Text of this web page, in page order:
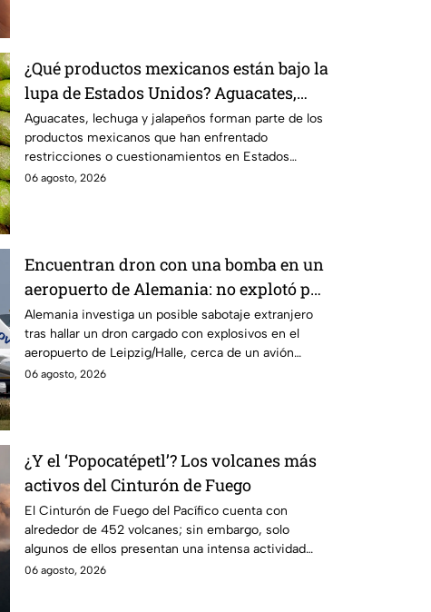
¿Qué productos mexicanos están bajo la
lupa de Estados Unidos? Aguacates,
lechuga y jalapeños encabezan la lista
Aguacates, lechuga y jalapeños forman parte de los
productos mexicanos que han enfrentado
restricciones o cuestionamientos en Estados
Unidos. Te decimos por qué.
06 agosto, 2026
Encuentran dron con una bomba en un
aeropuerto de Alemania: no explotó por
falla técnica
Alemania investiga un posible sabotaje extranjero
tras hallar un dron cargado con explosivos en el
aeropuerto de Leipzig/Halle, cerca de un avión
ucraniano.
06 agosto, 2026
¿Y el ‘Popocatépetl’? Los volcanes más
activos del Cinturón de Fuego
El Cinturón de Fuego del Pacífico cuenta con
alrededor de 452 volcanes; sin embargo, solo
algunos de ellos presentan una intensa actividad
volcánica.
06 agosto, 2026